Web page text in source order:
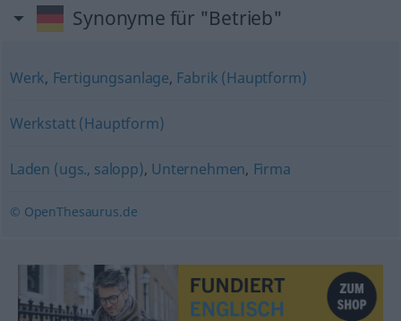
Synonyme für "Betrieb"
Werk, Fertigungsanlage, Fabrik (Hauptform)
Werkstatt (Hauptform)
Laden (ugs., salopp), Unternehmen, Firma
© OpenThesaurus.de